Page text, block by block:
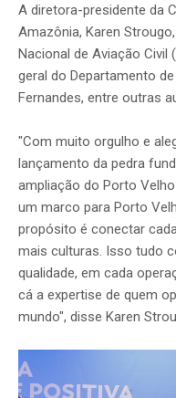
A diretora-presidente da
Amazônia, Karen
Nacional de Aviação Civil
geral do Departamento
Fernandes, entre outras
"Com muito orgulho e
lançamento da pedra
ampliação do Porto
um marco para Porto
propósito é conectar
mais culturas. Isso tudo
qualidade, em cada
cá a expertise de quem
mundo", disse Karen